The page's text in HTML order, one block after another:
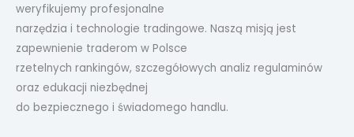
weryfikujemy profesjonalne
narzędzia i technologie tradingowe. Naszą misją jest
zapewnienie traderom w Polsce
rzetelnych rankingów, szczegółowych analiz regulaminów
oraz edukacji niezbędnej
do bezpiecznego i świadomego handlu.